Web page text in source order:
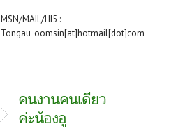
MSN/MAIL/HI5 :
Tongau_oomsin[at]hotmail[dot]com
คนงานคนเดียว
ค่ะน้องอู